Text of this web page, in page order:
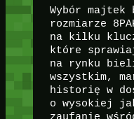
Wybór majtek
rozmiarze
na kilku
które
na rynku
wszystkim,
historię w
o wysokiej
zaufanie